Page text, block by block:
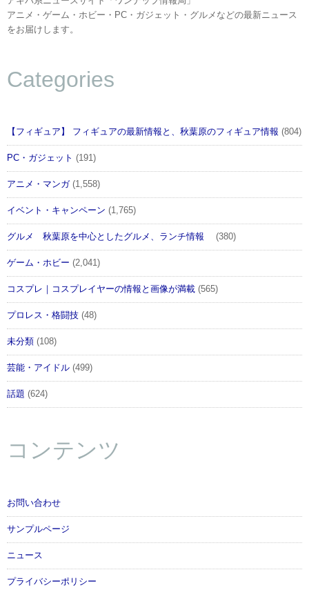
アニメ・ゲーム・ホビー・PC・ガジェット・グルメなどの最新ニュース
をお届けします。
Categories
【フィギュア】 フィギュアの最新情報と、秋葉原のフィギュア情報 (804)
PC・ガジェット (191)
アニメ・マンガ(1,558)
イベント・キャンペーン (1,765)
グルメ 秋葉原を中心としたグルメ、ランチ情報 (380)
ゲーム・ホビー (2,041)
コスプレ｜コスプレイヤーの情報と画像が満載 (565)
プロレス・格闘技 (48)
未分類 (108)
芸能・アイドル (499)
話題 (624)
コンテンツ
お問い合わせ
サンプルページ
ニュース
プライバシーポリシー